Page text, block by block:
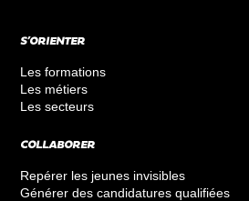
S’ORIENTER
Les formations
Les métiers
Les secteurs
COLLABORER
Repérer les jeunes invisibles
Générer des candidatures qualifiées